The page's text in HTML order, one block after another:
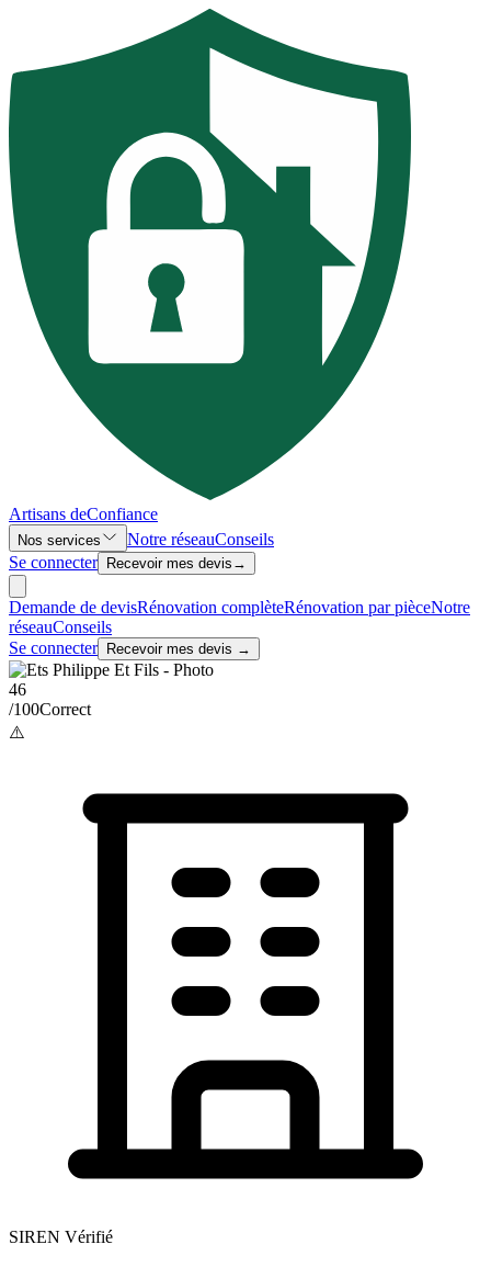
Artisans deConfiance
Nos services Notre réseauConseils
Se connecter
Recevoir mes devis →
Demande de devisRénovation complèteRénovation par pièceNotre
réseauConseils
Se connecter
Recevoir mes devis →
46
/100Correct
⚠️
SIREN Vérifié